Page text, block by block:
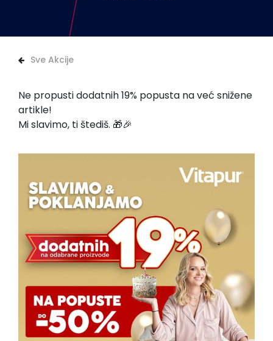
Sve Akcije
Ne propusti dodatnih 19% popusta na već snižene
artikle!
Mi slavimo, ti štediš. 🎁🎉